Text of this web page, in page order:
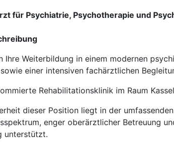
für Psychiatrie, Psychotherapie und
Ihre Weiterbildung in einem modernen
einer intensiven fachärztlichen
Rehabilitationsklinik im Raum
dieser Position liegt in der
enger oberärztlicher Betreuung
unterstützt.